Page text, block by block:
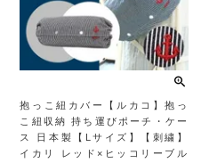
抱っこ紐カバー【ルカコ】抱っ
こ紐収納 持ち運びポーチ・ケー
ス 日本製【Lサイズ】【刺繍】
イカリ レッド×ヒッコリーブル